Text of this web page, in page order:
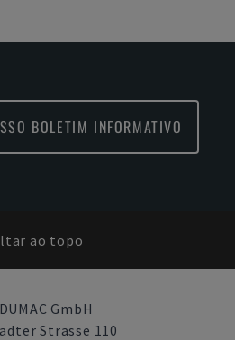
BOLETIM INFORMATIVO
ao topo
GmbH
Strasse 110